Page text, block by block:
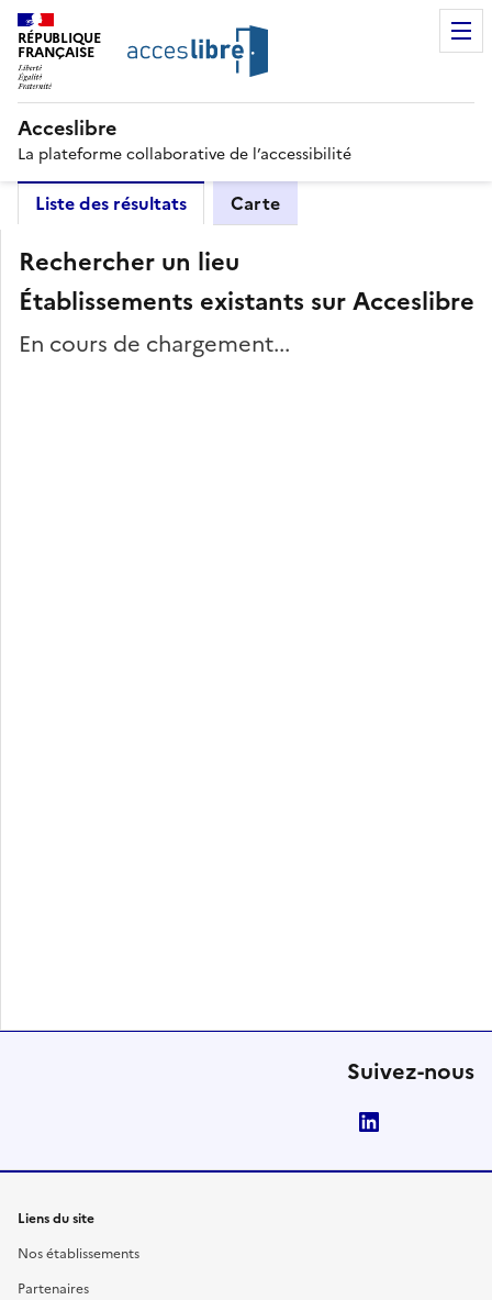
RÉPUBLIQUE
FRANÇAISE
Acceslibre
La plateforme collaborative de l’accessibilité
Liste des résultats Carte
Rechercher un lieu
Établissements existants sur Acceslibre
En cours de chargement...
Suivez-nous
Liens du site
Nos établissements
Partenaires